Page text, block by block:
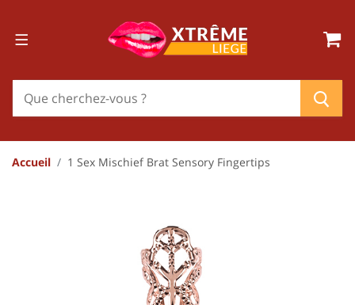
Accueil 1 Sex Mischief Brat Sensory Fingertips